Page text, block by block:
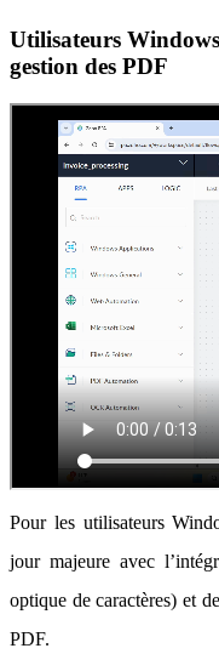
Utilisateurs
gestion des PDF
Pour les utilisateurs
jour majeure avec
optique de caractères) et
PDF.